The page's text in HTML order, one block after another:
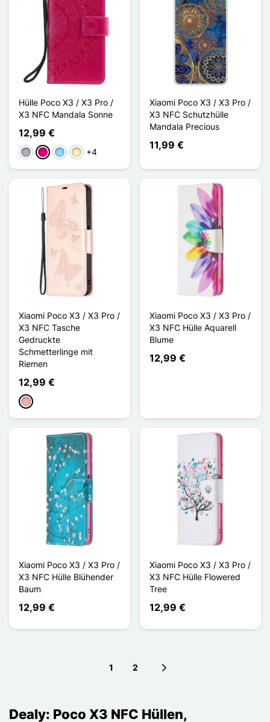
Hülle Poco X3 / X3 Pro /
X3 NFC Mandala Sonne
12,99 €
GrauMagenta
HellblauGolden
+4
Xiaomi Poco X3 / X3 Pro /
X3 NFC Schutzhülle
Mandala Precious
11,99 €
Xiaomi Poco X3 / X3 Pro /
X3 NFC Tasche
Gedruckte
Schmetterlinge mit
Riemen
12,99 €
Roségold
Xiaomi Poco X3 / X3 Pro /
X3 NFC Hülle Aquarell
Blume
12,99 €
Xiaomi Poco X3 / X3 Pro /
X3 NFC Hülle Blühender
Baum
12,99 €
Xiaomi Poco X3 / X3 Pro /
X3 NFC Hülle Flowered
Tree
12,99 €
1 2
Dealy: Poco X3 NFC Hüllen,